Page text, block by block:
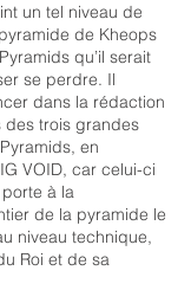
un tel niveau de
de Kheops
qu’il serait
se perdre. Il
dans la rédaction
des trois grandes
en
VOID, car celui-ci
à la
de la pyramide le
niveau technique,
Roi et de sa